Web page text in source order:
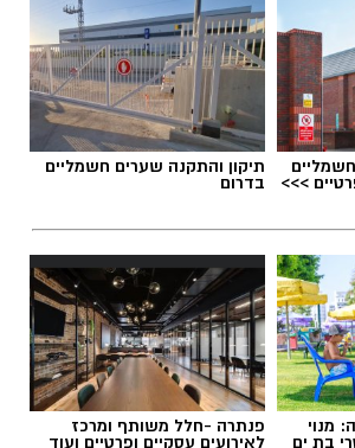
>>>
תיקון והתקנה שערים חשמליים
בדרום
מנוי
בת ים
פנתרה -חלל משותף ומרכז
לאירועים עסקיים ופרטיים ועוד